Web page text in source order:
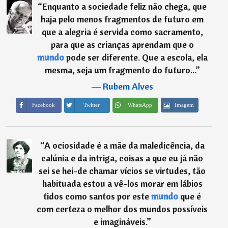
“Enquanto a sociedade feliz não chega, que
haja pelo menos fragmentos de futuro em
que a alegria é servida como sacramento,
para que as crianças aprendam que o
mundopode ser diferente. Que a escola, ela
mesma, seja um fragmento do futuro...”
―Rubem Alves
Facebook Twitter WhatsApp Imagem
“A ociosidade é a mãe da maledicência, da
calúnia e da intriga, coisas a que eu já não
sei se hei-de chamar vícios se virtudes, tão
habituada estou a vê-los morar em lábios
tidos como santos por estemundo que é
com certeza o melhor dos mundos possíveis
e imagináveis.”